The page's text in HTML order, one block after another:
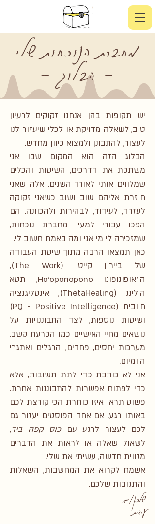
מחברת הנוכחות שלי
- הבלוג -
יש תקופות בהן אנחנו זקוקים לרעיון
טוב, לשאלה מדויקת או לכלי שיעזור לנו
לעצור, להתבונן ולמצוא כיוון מחדש.
הבלוג הזה הוא המקום שבו אני
משתפת את הדרכים, השיטות והכלים
שמלווים אותי לאורך השנים, אלה שאני
חוזרת אליהם שוב ושוב כשאני זקוקה
לעזרה, לעידוד, לבהירות ולהכוונה. הם
הפכו עבורי למעין מחברת נוכחות,
שמזכירה לי מי אני ומה באמת חשוב לי.
כאן תמצאו הרבה מתוך שיטת העבודה
של ביירון קייטי (The Work),
הו'אופונופונו Ho'oponopono, תטא
הילינג (ThetaHealing), אינטליגנציה
חיובית (PQ - Positive Intelligence)
ושיטות נוספות, לצד התבוננויות על
נושאים מחיי האישיים כמו הפרעת קשב,
מערכות יחסים, פחדים, הרגלים ואתגרי
היומיום.
אני לא כותבת כדי לתת תשובות, אלא
כדי לפתוח אפשרות להתבוננות אחרת.
פשוט תראו איזו כותרת הכי קורצת לכם
באותו רגע. אם אחד הפוסטים יעזור גם
לכם לעצור לרגע עםכוס קפה ביד,
לשאול שאלה או לראות את הדברים
מזווית חדשה, עשיתי את שלי.
אשמח לקרוא את המחשבות, השאלות
והתגובות שלכם.
שלכן/ם,
עידית